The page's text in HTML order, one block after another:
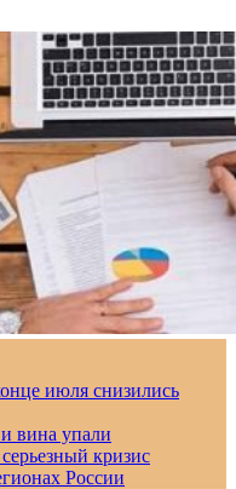
июля снизились
вина упали
кризис
России